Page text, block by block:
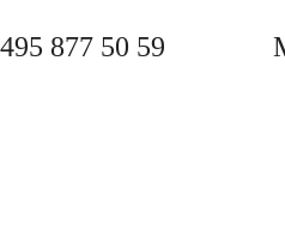
877 50 59